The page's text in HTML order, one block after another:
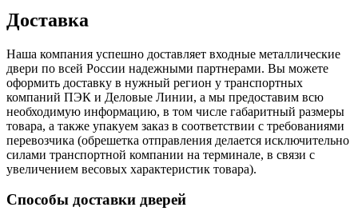
Доставка
Наша компания успешно доставляет входные металлические
двери по всей России надежными партнерами. Вы можете
оформить доставку в нужный регион у транспортных
компаний ПЭК и Деловые Линии, а мы предоставим всю
необходимую информацию, в том числе габаритный размеры
товара, а также упакуем заказ в соответствии с требованиями
перевозчика (обрешетка отправления делается исключительно
силами транспортной компании на терминале, в связи с
увеличением весовых характеристик товара).
Способы доставки дверей